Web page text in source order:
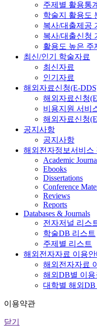
주제별 활용통
학술지 활용도
복사/대출제공
복사/대출신청
활용도 높은 주
최신/인기 학술자료
최신자료
인기자료
해외자료신청(E-
해외자료신청
비용지원 서비
해외자료신청
공지사항
공지사항
해외전자정보서비스
Academic
Ebooks
Dissertations
Conference
Reviews
Reports
Databases & Journals
전자저널 리스
학술DB 리스트
주제별 리스트
해외전자자료 이용안
해외전자자료
해외DB별 이
대학별 해외
이용약관
닫기